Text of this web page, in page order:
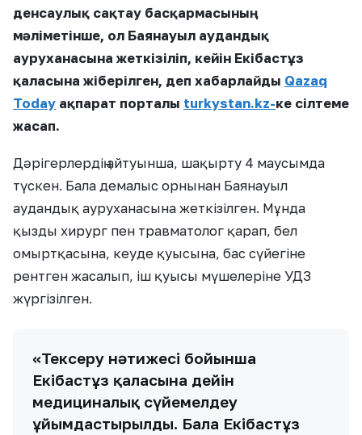
денсаулық сақтау басқармасының
мәліметінше, ол Баянауыл аудандық
ауруханасына жеткізіліп, кейін Екібастұз
қаласына жіберілген, деп хабарлайды Qazaq
Today ақпарат порталы turkystan.kz-ке сілтеме
жасап.
Дәрігерлердің айтуынша, шақырту 4 маусымда
түскен. Бала демалыс орнынан Баянауыл
аудандық ауруханасына жеткізілген. Мұнда
қызды хирург пен травматолог қарап, бел
омыртқасына, кеуде қуысына, бас сүйегіне
рентген жасалып, іш қуысы мүшелеріне УДЗ
жүргізілген.
«Тексеру нәтижесі бойынша
Екібастұз қаласына дейін
медициналық сүйемелдеу
ұйымдастырылды. Бала Екібастұз